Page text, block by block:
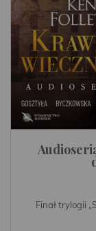
Finał trylogii